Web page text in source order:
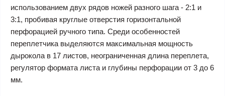
использованием двух рядов ножей разного шага - 2:1 и
3:1, пробивая круглые отверстия горизонтальной
перфорацией ручного типа. Среди особенностей
переплетчика выделяются максимальная мощность
дырокола в 17 листов, неограниченная длина переплета,
регулятор формата листа и глубины перфорации от 3 до 6
мм.